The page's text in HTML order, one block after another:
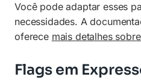
Você pode adaptar esses
necessidades. A
oferece mais detalhes
Flags em